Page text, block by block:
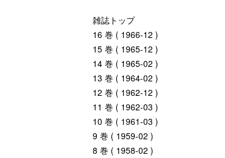
雑誌トップ
16 巻 ( 1966-12 )
15 巻 ( 1965-12 )
14 巻 ( 1965-02 )
13 巻 ( 1964-02 )
12 巻 ( 1962-12 )
11 巻 ( 1962-03 )
10 巻 ( 1961-03 )
9 巻 ( 1959-02 )
8 巻 ( 1958-02 )